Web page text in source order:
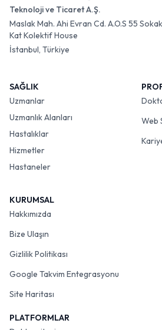
Teknoloji ve Ticaret A.Ş.
Maslak Mah. Ahi Evran Cd. A.O.S 55
Kat Kolektif House
İstanbul, Türkiye
SAĞLIK
Uzmanlar
Uzmanlık Alanları
Hastalıklar
Hizmetler
Hastaneler
Web
KURUMSAL
Hakkımızda
Bize Ulaşın
Gizlilik Politikası
Google Takvim Entegrasyonu
Site Haritası
PLATFORMLAR